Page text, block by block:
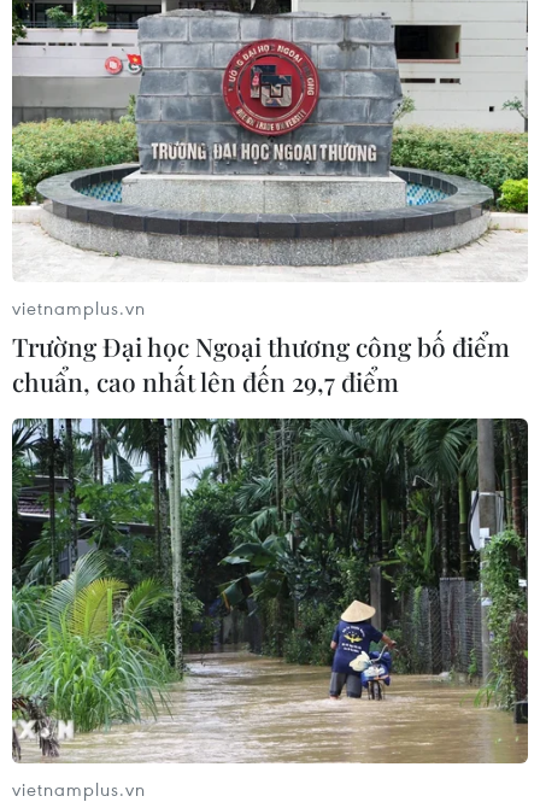
vietnamplus.vn
Trường Đại học Ngoại thương công bố điểm
chuẩn, cao nhất lên đến 29,7 điểm
vietnamplus.vn